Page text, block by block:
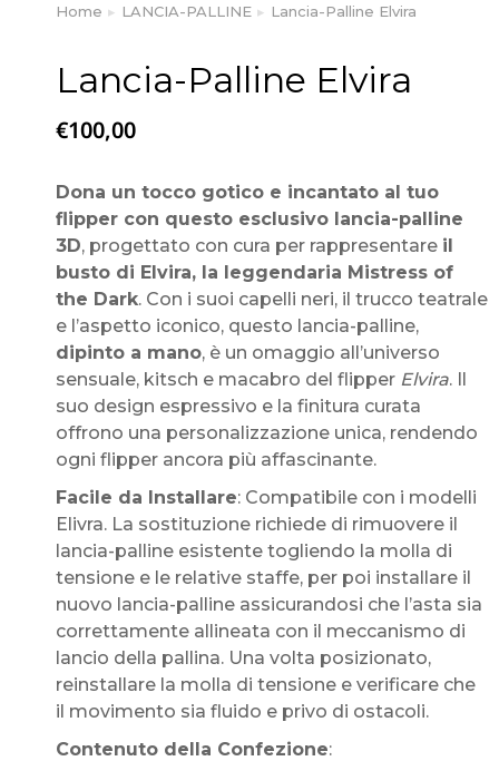
Tu sei qui:
Home LANCIA-PALLINE Lancia-Palline Elvira
Lancia-Palline Elvira
€100,00
Dona un tocco gotico e incantato al tuo
flipper con questo esclusivo lancia-palline
3D, progettato con cura per rappresentare il
busto di Elvira, la leggendaria Mistress of
the Dark. Con i suoi capelli neri, il trucco teatrale
e l’aspetto iconico, questo lancia-palline,
dipinto a mano, è un omaggio all’universo
sensuale, kitsch e macabro del flipper Elvira. Il
suo design espressivo e la finitura curata
offrono una personalizzazione unica, rendendo
ogni flipper ancora più affascinante.
Facile da Installare: Compatibile con i modelli
Elivra. La sostituzione richiede di rimuovere il
lancia-palline esistente togliendo la molla di
tensione e le relative staffe, per poi installare il
nuovo lancia-palline assicurandosi che l’asta sia
correttamente allineata con il meccanismo di
lancio della pallina. Una volta posizionato,
reinstallare la molla di tensione e verificare che
il movimento sia fluido e privo di ostacoli.
Contenuto della Confezione: